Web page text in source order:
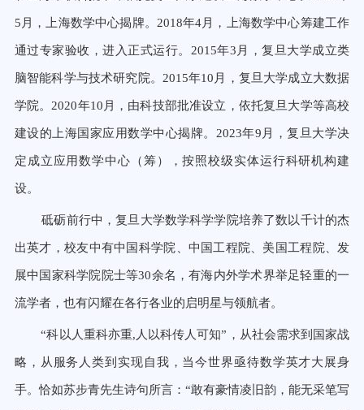
5月，上海数学中心揭牌。2018年4月，上海数学中心筹建工作
通过专家验收，进入正式运行。2015年3月，复旦大学成立类
脑智能科学与技术研究院。2015年10月，复旦大学成立大数据
学院。2020年10月，由科技部批准设立，依托复旦大学等高校
建设的上海国家应用数学中心揭牌。2023年9月，复旦大学决
定成立应用数学中心（筹），按照校级实体运行科研机构建
设。
砥砺前行中，复旦大学数学科学学院培养了数以千计的杰
出英才，校友中有中国科学院、中国工程院、美国工程院、发
展中国家科学院院士等30余名，有海内外学术界举足轻重的一
流学者，也有闪耀在各行各业的启明星与领航者。
“科以人重科亦重,人以科传人可知”，从社会需求到国家战
略，从服务人类到实现自我，当今世界亟待数学英才大展身
手。恰如苏步青先生诗句所言：“敢有豪情凌旧韵，能无采笔写